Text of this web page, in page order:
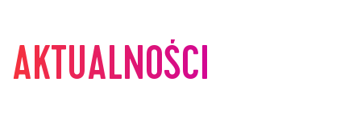
AKTUALNOŚCI